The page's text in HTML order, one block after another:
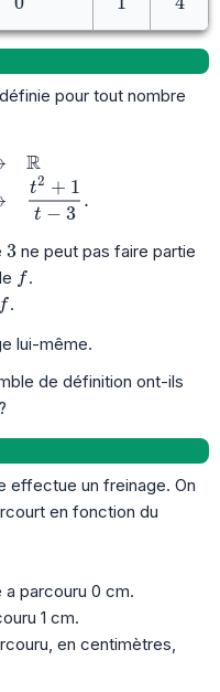
pour tout nombre
f: &
R
t − 3
t2 + 1
.
3
3 ne peut pas faire partie
ff.
ff.
lui-même.
de définition ont-ils
effectue un freinage. On
en fonction du
a parcouru 0 cm.
1 cm.
en centimètres,